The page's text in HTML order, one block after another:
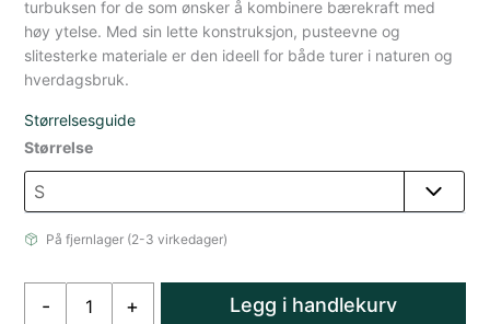
turbuksen for de som ønsker å kombinere bærekraft med
høy ytelse. Med sin lette konstruksjon, pusteevne og
slitesterke materiale er den ideell for både turer i naturen og
hverdagsbruk.
Størrelsesguide
Størrelse
På fjernlager (2-3 virkedager)
- + Legg i handlekurv